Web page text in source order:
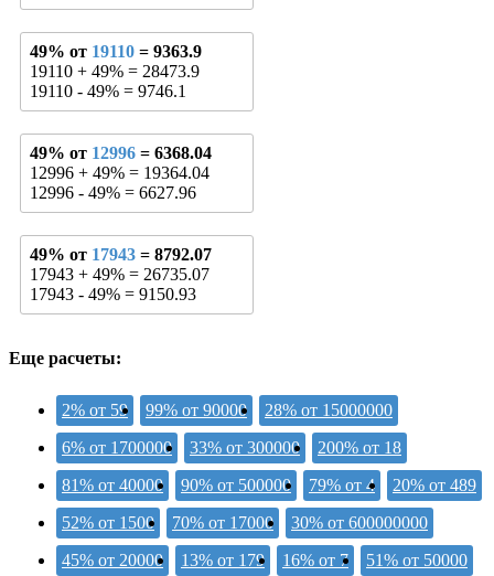
49% от 19110 = 9363.9
19110 + 49% = 28473.9
19110 - 49% = 9746.1
49% от 12996 = 6368.04
12996 + 49% = 19364.04
12996 - 49% = 6627.96
49% от 17943 = 8792.07
17943 + 49% = 26735.07
17943 - 49% = 9150.93
Еще расчеты:
2% от 59 99% от 90000
28% от 15000000
6% от 1700000
33% от 300000
200% от 18
81% от 40000
90% от 500000 79% от 4
20% от 489
52% от 1500
70% от 17000
30% от 600000000
45% от 20000
13% от 179 16% от 7 51% от 50000